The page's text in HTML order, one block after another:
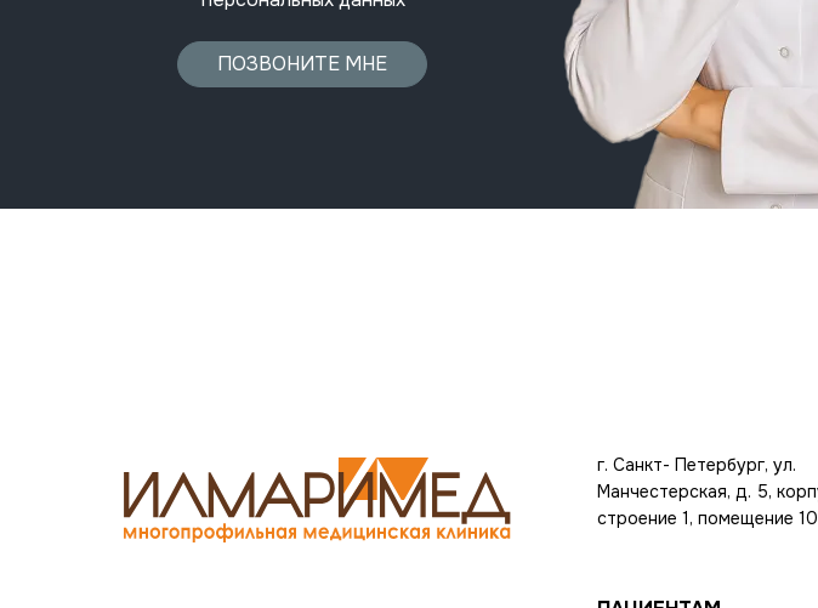
ПОЗВОНИТЕ МНЕ
г. Санкт- Петербург, ул.
Манчестерская, д. 5,
строение 1, помещение